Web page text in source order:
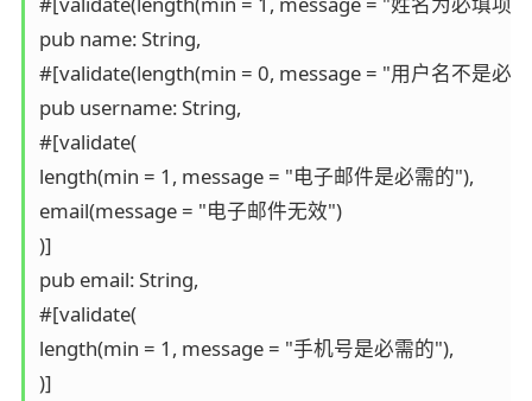
pub name: String,
#[validate(length(min = 0, message = "用户名不是必
pub username: String,
#[validate(
length(min = 1, message = "电子邮件是必需的"),
email(message = "电子邮件无效")
)]
pub email: String,
#[validate(
length(min = 1, message = "手机号是必需的"),
)]